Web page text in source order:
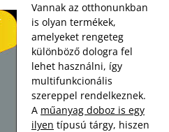
Vannak az otthonunkban
is olyan termékek,
amelyeket rengeteg
különböző dologra fel
lehet használni, így
multifunkcionális
szereppel rendelkeznek.
A műanyag doboz is egy
ilyen típusú tárgy, hiszen